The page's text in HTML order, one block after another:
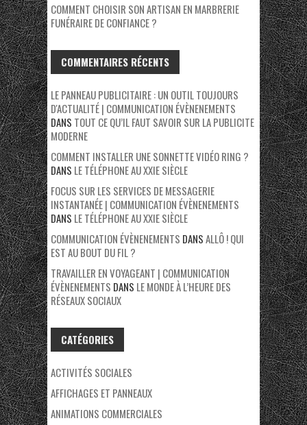
COMMENT CHOISIR SON ARTISAN EN MARBRERIE
FUNÉRAIRE DE CONFIANCE ?
COMMENTAIRES RÉCENTS
LE PANNEAU PUBLICITAIRE : UN OUTIL TOUJOURS
D'ACTUALITÉ | COMMUNICATION ÉVÈNENEMENTS
DANS TOUT CE QU’IL FAUT SAVOIR SUR LA PUBLICITE
MODERNE
COMMENT INSTALLER UNE SONNETTE VIDÉO RING ?
DANS LE TÉLÉPHONE AU XXIE SIÈCLE
FOCUS SUR LES SERVICES DE MESSAGERIE
INSTANTANÉE | COMMUNICATION ÉVÈNENEMENTS
DANS LE TÉLÉPHONE AU XXIE SIÈCLE
COMMUNICATION ÉVÈNENEMENTS DANSALLÔ ! QUI
EST AU BOUT DU FIL ?
TRAVAILLER EN VOYAGEANT | COMMUNICATION
ÉVÈNENEMENTS DANS LE MONDE À L’HEURE DES
RÉSEAUX SOCIAUX
CATÉGORIES
ACTIVITÉS SOCIALES
AFFICHAGES ET PANNEAUX
ANIMATIONS COMMERCIALES